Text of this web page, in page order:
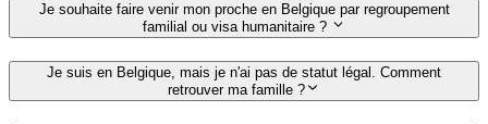
Je souhaite faire venir mon proche en Belgique par regroupement
familial ou visa humanitaire ?
Je suis en Belgique, mais je n'ai pas de statut légal. Comment
retrouver ma famille ?